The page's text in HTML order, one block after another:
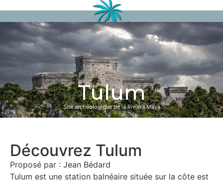
Tulum
Site archéologique de la Riviera Maya
Découvrez Tulum
Proposé par : Jean Bédard
Tulum est une station balnéaire située sur la côte est